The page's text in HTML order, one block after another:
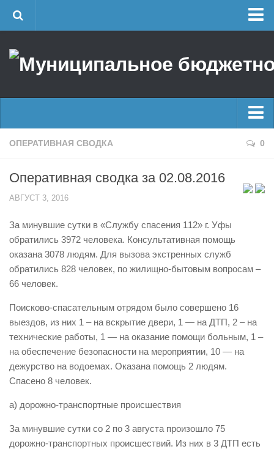
Об учреждении
Районные УГЗ
Поисково-спасательный отряд г. Уфы
Центр размещения пострадавших
Отчеты о реализации муниципальных программ
История
Виды деятельности
Обслуживание опасных производственных объектов
УГЗ рекомендует
Памятки населению
Пресс-центр
Главные новости
Оперативная сводка
Половодье
Купальный сезон
ОПЕРАТИВНАЯ СВОДКА 0
Оперативная сводка за 02.08.2016
АВГУСТ 3, 2016
За минувшие сутки в «Службу спасения 112» г. Уфы
обратились 3972 человека. Консультативная помощь
оказана 3078 людям. Для вызова экстренных служб
обратились 828 человек, по жилищно-бытовым вопросам –
66 человек.
Поисково-спасательным отрядом было совершено 16
выездов, из них 1 – на вскрытие двери, 1 — на ДТП, 2 – на
технические работы, 1 — на оказание помощи больным, 1 –
на обеспечение безопасности на мероприятии, 10 — на
дежурство на водоемах. Оказана помощь 2 людям.
Спасено 8 человек.
а) дорожно-транспортные происшествия
За минувшие сутки со 2 по 3 августа произошло 75
дорожно-транспортных происшествий. Из них в 3 ДТП есть